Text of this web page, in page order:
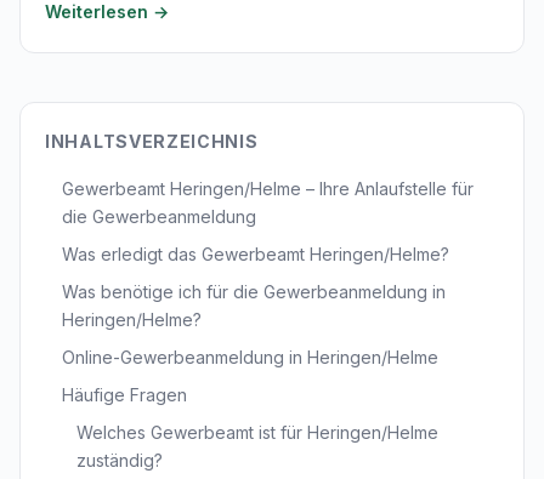
Weiterlesen →
INHALTSVERZEICHNIS
Gewerbeamt Heringen/Helme – Ihre Anlaufstelle für
die Gewerbeanmeldung
Was erledigt das Gewerbeamt Heringen/Helme?
Was benötige ich für die Gewerbeanmeldung in
Heringen/Helme?
Online-Gewerbeanmeldung in Heringen/Helme
Häufige Fragen
Welches Gewerbeamt ist für Heringen/Helme
zuständig?